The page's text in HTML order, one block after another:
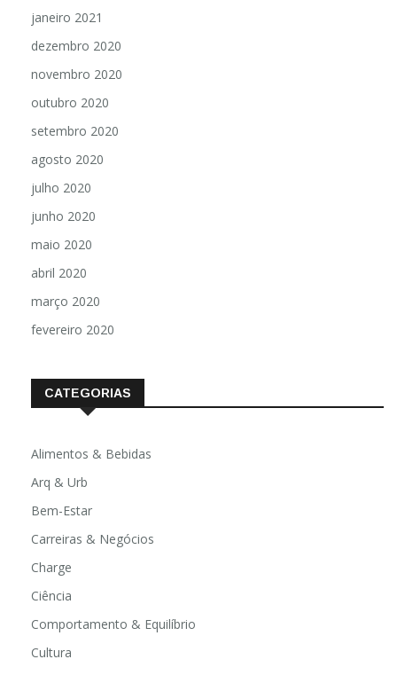
janeiro 2021
dezembro 2020
novembro 2020
outubro 2020
setembro 2020
agosto 2020
julho 2020
junho 2020
maio 2020
abril 2020
março 2020
fevereiro 2020
CATEGORIAS
Alimentos & Bebidas
Arq & Urb
Bem-Estar
Carreiras & Negócios
Charge
Ciência
Comportamento & Equilíbrio
Cultura